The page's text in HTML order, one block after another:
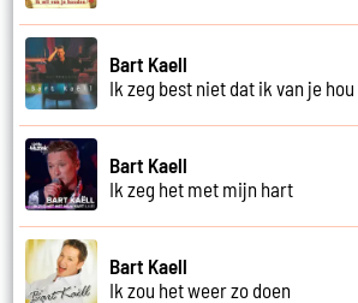
Bart Kaell
Ik zeg best niet dat ik van je hou
Bart Kaell
Ik zeg het met mijn hart
Bart Kaell
Ik zou het weer zo doen